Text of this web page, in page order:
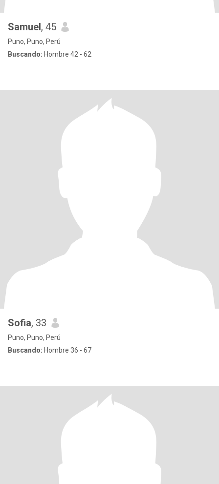
Samuel, 45
Puno, Puno, Perú
Buscando: Hombre 42 - 62
Sofia, 33
Puno, Puno, Perú
Buscando: Hombre 36 - 67